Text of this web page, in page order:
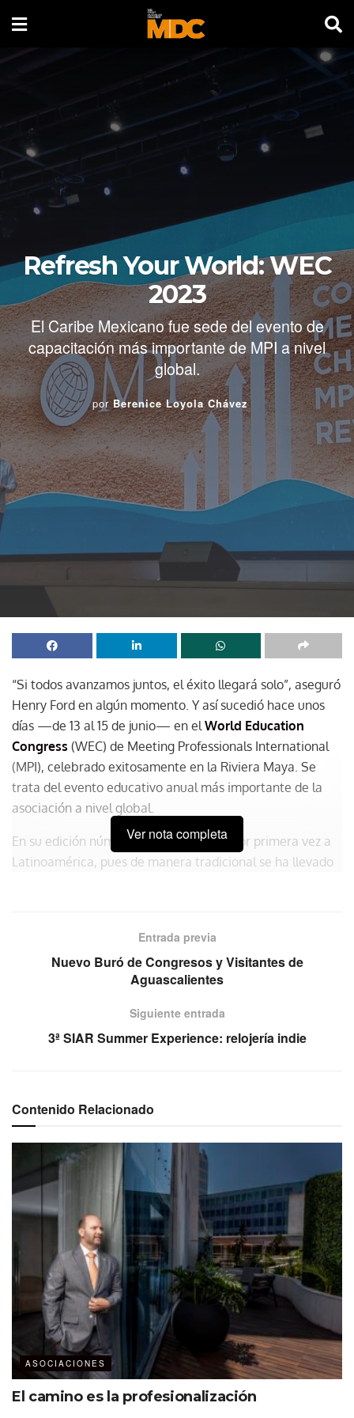
Refresh Your World: WEC
2023
El Caribe Mexicano fue sede del evento de
capacitación más importante de MPI a nivel
global.
por Berenice Loyola Chávez
“Si todos avanzamos juntos, el éxito llegará solo”, aseguró
Henry Ford en algún momento. Y así sucedió hace unos
días —de 13 al 15 de junio— en elWorld Education
Congress (WEC) de Meeting Professionals International
(MPI), celebrado exitosamente en la Riviera Maya. Se
trata del evento educativo anual más importante de la
asociación a nivel global.
En su edición número 27, el WEC llegó por primera vez a
Latinoamérica, pues de manera tradicional se ha llevado
Puerto Rico, Tampa y Kentucky.
WEC 2023
3 días de capacitación
5 sesiones generales
4 conferencias magistrales
8 espacios educativos
+100 conferencias
Ver nota completa
Entrada previa
Nuevo Buró de Congresos y Visitantes de
Aguascalientes
Siguiente entrada
3ª SIAR Summer Experience: relojería indie
Contenido Relacionado
ASOCIACIONES
El camino es la profesionalización